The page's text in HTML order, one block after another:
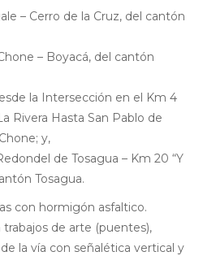
– Cerro de la Cruz, del cantón
– Boyacá, del cantón
la Intersección en el Km 4
Rivera Hasta San Pablo de
y,
de Tosagua – Km 20 “Y
Tosagua.
con hormigón asfaltico.
de arte (puentes),
la vía con señalética vertical y